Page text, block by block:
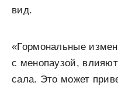
вид.
«Гормональные
с менопаузой,
сала. Это может